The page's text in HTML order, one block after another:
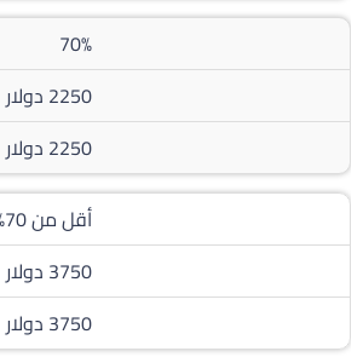
70%
2250 دولار
2250 دولار
أقل من 70%
3750 دولار
3750 دولار